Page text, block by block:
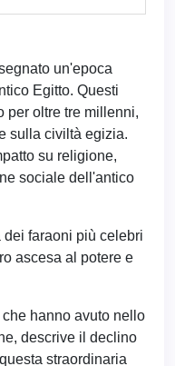
un'epoca
Egitto. Questi
per oltre tre millenni,
sulla civiltà egizia.
su religione,
sociale dell'antico
faraoni più celebri
ascesa al potere e
hanno avuto nello
descrive il declino
straordinaria